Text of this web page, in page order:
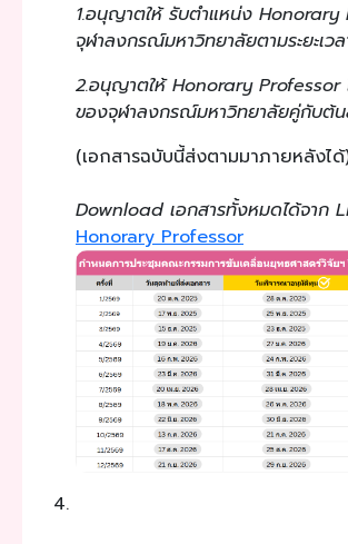
1.อนุญาตให้ รับตำแหน่ง
จุฬาลงกรณ์มหาวิทยาลัยตามระยะเว
2.อนุญาตให้ Honorary
ของจุฬาลงกรณ์มหาวิทยาลัยคู่กับต้
(เอกสารฉบับนี้ส่งตามมาภายหลังไ
Download เอกสารทั้งหมดได้จาก
Honorary Professor